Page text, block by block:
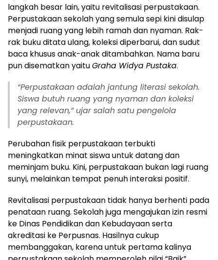
langkah besar lain, yaitu revitalisasi perpustakaan.
Perpustakaan sekolah yang semula sepi kini disulap
menjadi ruang yang lebih ramah dan nyaman. Rak-
rak buku ditata ulang, koleksi diperbarui, dan sudut
baca khusus anak-anak ditambahkan. Nama baru
pun disematkan yaituGraha Widya Pustaka.
“Perpustakaan adalah jantung literasi sekolah.
Siswa butuh ruang yang nyaman dan koleksi
yang relevan,” ujar salah satu pengelola
perpustakaan.
Perubahan fisik perpustakaan terbukti
meningkatkan minat siswa untuk datang dan
meminjam buku. Kini, perpustakaan bukan lagi ruang
sunyi, melainkan tempat penuh interaksi positif.
Revitalisasi perpustakaan tidak hanya berhenti pada
penataan ruang. Sekolah juga mengajukan izin resmi
ke Dinas Pendidikan dan Kebudayaan serta
akreditasi ke Perpusnas. Hasilnya cukup
membanggakan, karena untuk pertama kalinya